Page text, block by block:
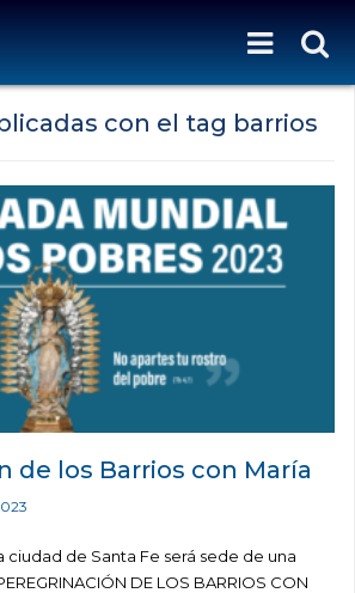
con el tag barrios
de los Barrios con María
ciudad de Santa Fe será sede de una
DE LOS BARRIOS CON